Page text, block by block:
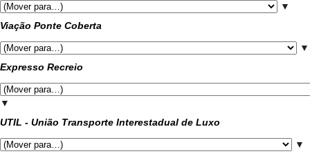
▼
Viação Ponte Coberta
▼
Expresso Recreio
▼
UTIL - União Transporte Interestadual de Luxo
▼